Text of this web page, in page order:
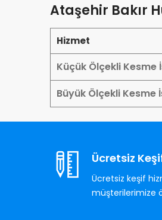
Ataşehir Bakır
Hizmet
Küçük Ölçekli Kesme
Büyük Ölçekli Kesme
Ücretsiz
Ücretsiz keşif
müşterilerimize